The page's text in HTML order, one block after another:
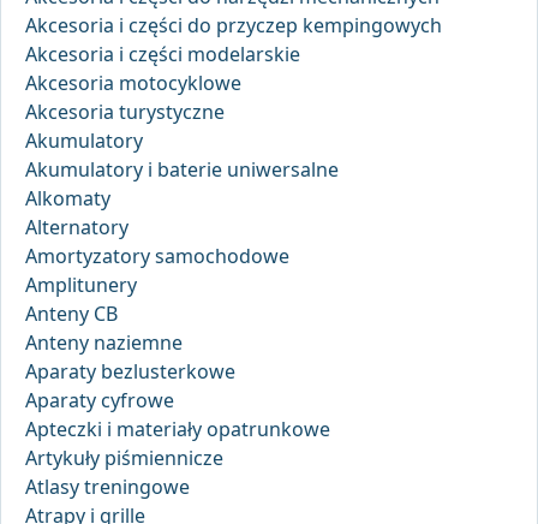
Akcesoria i części do przyczep kempingowych
Akcesoria i części modelarskie
Akcesoria motocyklowe
Akcesoria turystyczne
Akumulatory
Akumulatory i baterie uniwersalne
Alkomaty
Alternatory
Amortyzatory samochodowe
Amplitunery
Anteny CB
Anteny naziemne
Aparaty bezlusterkowe
Aparaty cyfrowe
Apteczki i materiały opatrunkowe
Artykuły piśmiennicze
Atlasy treningowe
Atrapy i grille